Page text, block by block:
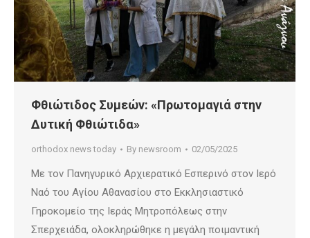
Φθιώτιδος Συμεών: «Πρωτομαγιά στην
Δυτική Φθιώτιδα»
orthodox news today By newsroom 02/05/2025
Με τον Πανηγυρικό Αρχιερατικό Εσπερινό στον Ιερό
Ναό του Αγίου Αθανασίου στο Εκκλησιαστικό
Γηροκομείο της Ιεράς Μητροπόλεως στην
Σπερχειάδα, ολοκληρώθηκε η μεγάλη ποιμαντική